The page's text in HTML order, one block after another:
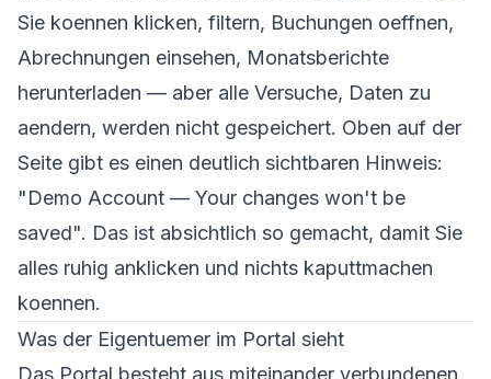
Sie koennen klicken, filtern, Buchungen oeffnen,
Abrechnungen einsehen, Monatsberichte
herunterladen — aber alle Versuche, Daten zu
aendern, werden nicht gespeichert. Oben auf der
Seite gibt es einen deutlich sichtbaren Hinweis:
"Demo Account — Your changes won't be
saved". Das ist absichtlich so gemacht, damit Sie
alles ruhig anklicken und nichts kaputtmachen
koennen.
Was der Eigentuemer im Portal sieht
Das Portal besteht aus miteinander verbundenen